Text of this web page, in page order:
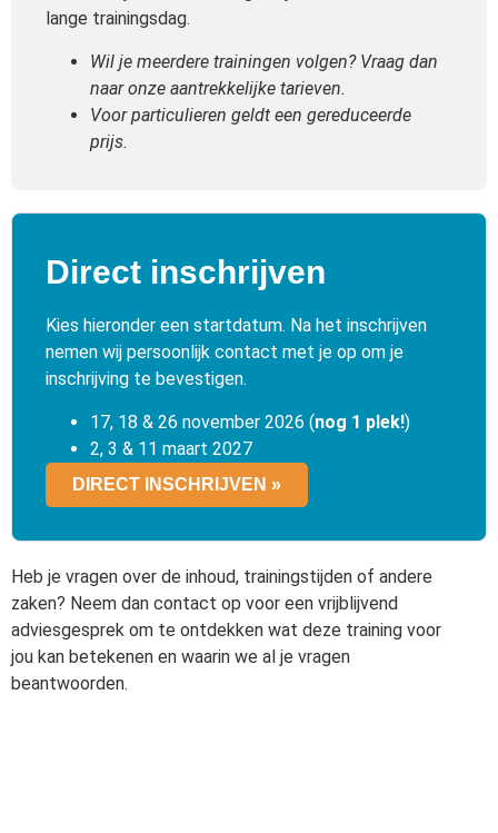
lange trainingsdag.
Wil je meerdere trainingen volgen? Vraag dan
naar onze aantrekkelijke tarieven.
Voor particulieren geldt een gereduceerde
prijs.
Direct inschrijven
Kies hieronder een startdatum. Na het inschrijven
nemen wij persoonlijk contact met je op om je
inschrijving te bevestigen.
17, 18 & 26 november 2026 (nog 1 plek!)
2, 3 & 11 maart 2027
DIRECT INSCHRIJVEN »
Heb je vragen over de inhoud, trainingstijden of andere
zaken? Neem dan contact op voor een vrijblijvend
adviesgesprek om te ontdekken wat deze training voor
jou kan betekenen en waarin we al je vragen
beantwoorden.